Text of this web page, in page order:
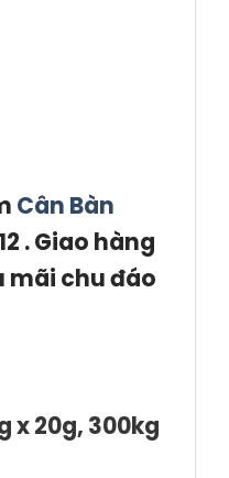
Cân Bàn
. Giao hàng
mãi chu đáo
x 20g, 300kg